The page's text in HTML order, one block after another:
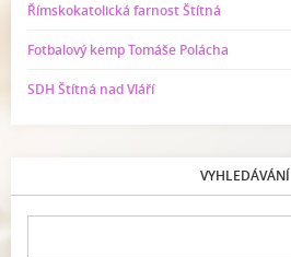
Římskokatolická farnost Štítná
Fotbalový kemp Tomáše Polácha
SDH Štítná nad Vláří
VYHLEDÁVÁNÍ